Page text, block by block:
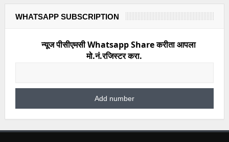
WHATSAPP SUBSCRIPTION
न्यूज पीसीएमसी Whatsapp Share करीता आपला
मो.नं.रजिस्टर करा.